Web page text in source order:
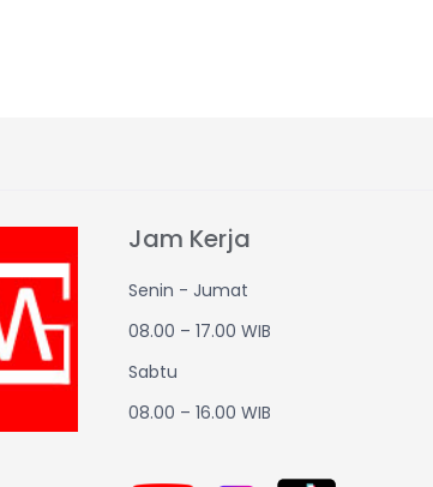
Jam Kerja
Senin - Jumat
08.00 – 17.00 WIB
Sabtu
08.00 – 16.00 WIB